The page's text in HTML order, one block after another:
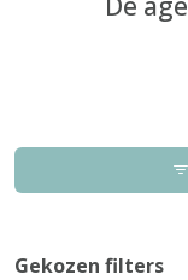
Gekozen filters